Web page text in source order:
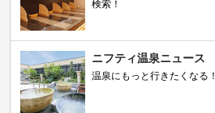
検索！
ニフティ温泉ニュース
温泉にもっと行きたくなる